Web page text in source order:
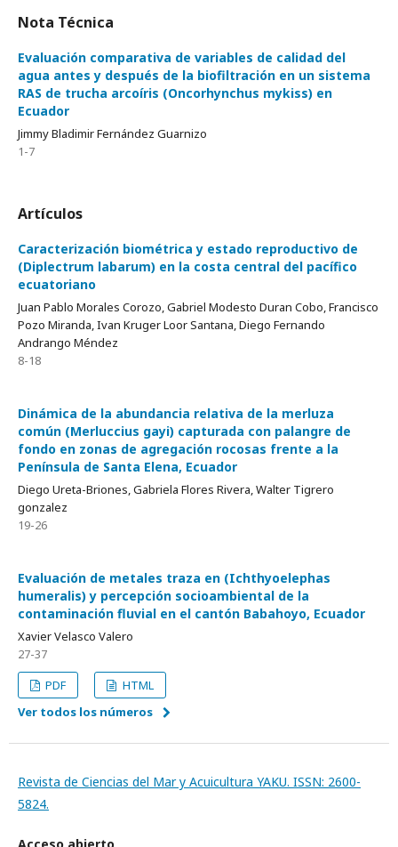
Nota Técnica
Evaluación comparativa de variables de calidad del
agua antes y después de la biofiltración en un sistema
RAS de trucha arcoíris (Oncorhynchus mykiss) en
Ecuador
Jimmy Bladimir Fernández Guarnizo
1-7
Artículos
Caracterización biométrica y estado reproductivo de
(Diplectrum labarum) en la costa central del pacífico
ecuatoriano
Juan Pablo Morales Corozo, Gabriel Modesto Duran Cobo, Francisco
Pozo Miranda, Ivan Kruger Loor Santana, Diego Fernando
Andrango Méndez
8-18
Dinámica de la abundancia relativa de la merluza
común (Merluccius gayi) capturada con palangre de
fondo en zonas de agregación rocosas frente a la
Península de Santa Elena, Ecuador
Diego Ureta-Briones, Gabriela Flores Rivera, Walter Tigrero
gonzalez
19-26
Evaluación de metales traza en (Ichthyoelephas
humeralis) y percepción socioambiental de la
contaminación fluvial en el cantón Babahoyo, Ecuador
Xavier Velasco Valero
27-37
PDF
HTML
Ver todos los números
Revista de Ciencias del Mar y Acuicultura YAKU. ISSN: 2600-
5824.